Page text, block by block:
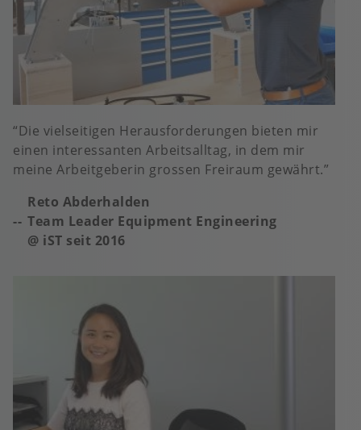
Die vielseitigen Herausforderungen bieten mir
einen interessanten Arbeitsalltag, in dem mir
meine Arbeitgeberin grossen Freiraum gewährt.
Reto Abderhalden
Team Leader Equipment Engineering
@ iST seit 2016